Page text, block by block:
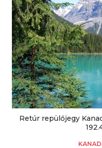
Retúr repülőjegy